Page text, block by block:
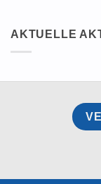
AKTUELLE